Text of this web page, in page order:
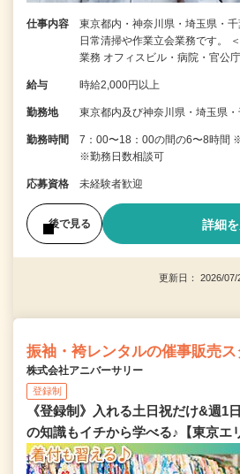
仕事内容
東京都内・神奈川県・埼玉県・
日常清掃や作業立会業務です。
業務 オフィスビル・病院・官公
給与 時給2,000円以上
勤務地 東京都内及び神奈川県・埼玉県
勤務時間
7：00〜18：00の間の6〜8時間
※勤務日数相談可
応募資格 未経験者歓迎
後で見る 詳細
更新日： 2026/
振袖・袴レンタルの催事販売ス
株式会社アニバーサリー
登録制
《登録制》入れる土日祝だけ&週1
の知識もイチから学べる♪【東京エ